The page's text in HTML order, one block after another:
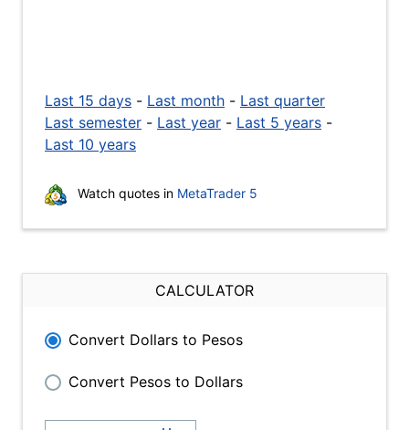
Last 15 days - Last month - Last quarter
Last semester - Last year - Last 5 years -
Last 10 years
Watch quotes in MetaTrader 5
CALCULATOR
Convert Dollars to Pesos
Convert Pesos to Dollars